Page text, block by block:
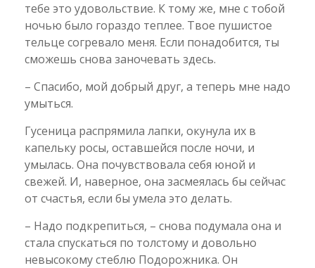
тебе это удовольствие. К тому же, мне с тобой
ночью было гораздо теплее. Твое пушистое
тельце согревало меня. Если понадобится, ты
сможешь снова заночевать здесь.
– Спасибо, мой добрый друг, а теперь мне надо
умыться.
Гусеница распрямила лапки, окунула их в
капельку росы, оставшейся после ночи, и
умылась. Она почувствовала себя юной и
свежей. И, наверное, она засмеялась бы сейчас
от счастья, если бы умела это делать.
– Надо подкрепиться, – снова подумала она и
стала спускаться по толстому и довольно
невысокому стеблю Подорожника. Он